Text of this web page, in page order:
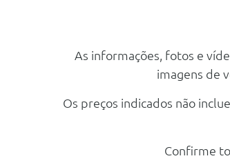
Abs - Sistema De Travagem Anti-
Cyber Sparks Led + Assistente De
Adaptative High Beam Assist
Assistente De Mudança De Faixa De
As informações, fotos e
imagens de
Os preços indicados não
Confirme